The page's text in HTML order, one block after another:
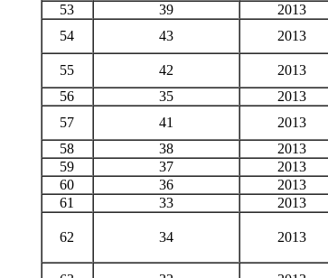
53
39 2013
54
43 2013
55 42 2013
56
35 2013
57
41 2013
58
38 2013
59
37 2013
60
36 2013
61
33 2013
62 34 2013